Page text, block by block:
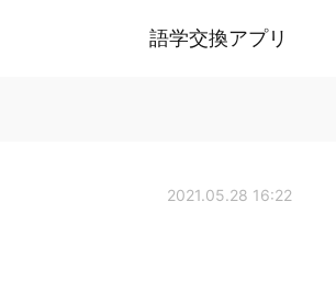
語学交換アプリ
2021.05.28 16:22